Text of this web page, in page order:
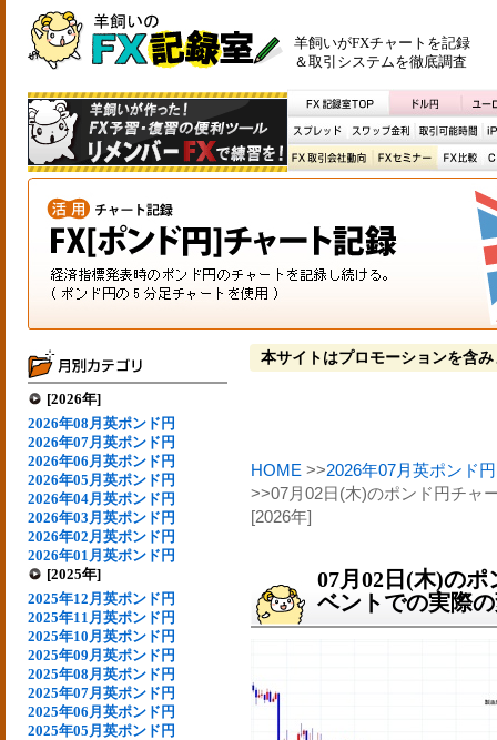
羊飼いがFXチャートを記録
＆取引システムを徹底調査
[2026年]
2026年08月英ポンド円
2026年07月英ポンド円
2026年06月英ポンド円
2026年05月英ポンド円
2026年04月英ポンド円
2026年03月英ポンド円
2026年02月英ポンド円
2026年01月英ポンド円
[2025年]
2025年12月英ポンド円
2025年11月英ポンド円
2025年10月英ポンド円
2025年09月英ポンド円
2025年08月英ポンド円
2025年07月英ポンド円
2025年06月英ポンド円
2025年05月英ポンド円
本サイトはプロモーションを含み
HOME >>2026年07月英ポンド円
>>07月02日(木)のポンド円チャ
[2026年]
07月02日(木)の
ベントでの実際